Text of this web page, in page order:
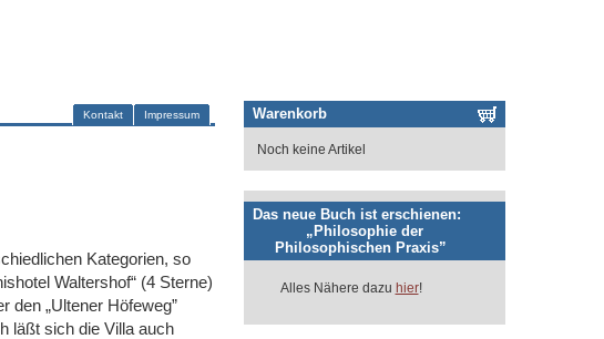
Impressum
Kontakt
Kategorien, so
Waltershof“ (4 Sterne)
den „Ultener Höfeweg”
läßt sich die Villa auch
Warenkorb
Noch keine Artikel
Das neue Buch ist erschienen:
„Philosophie der
Philosophischen Praxis”
Alles Nähere dazu hier!